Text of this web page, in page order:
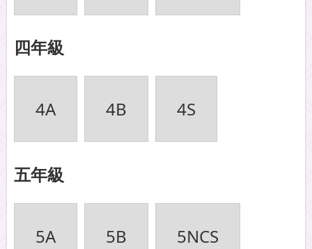
四年級
4A 4B 4S
五年級
5A 5B 5NCS